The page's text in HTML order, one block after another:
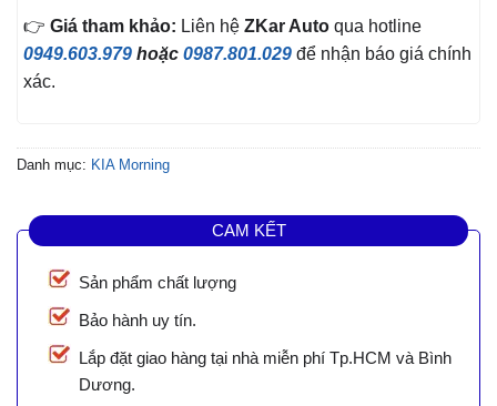
👉 Giá tham khảo: Liên hệ ZKar Auto qua hotline
0949.603.979 hoặc 0987.801.029 để nhận báo giá chính
xác.
Danh mục: KIA Morning
CAM KẾT
Sản phẩm chất lượng
Bảo hành uy tín.
Lắp đặt giao hàng tại nhà miễn phí Tp.HCM và Bình
Dương.